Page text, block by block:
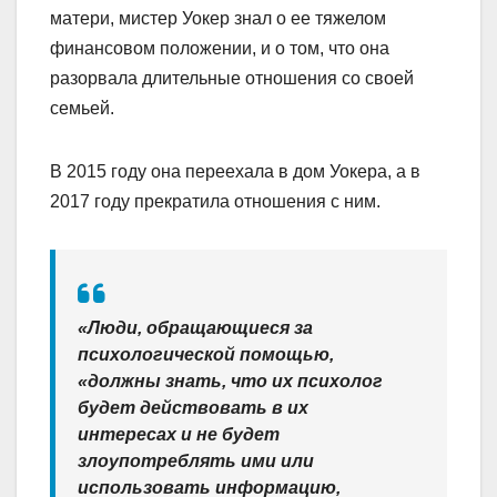
матери, мистер Уокер знал о ее тяжелом
финансовом положении, и о том, что она
разорвала длительные отношения со своей
семьей.
В 2015 году она переехала в дом Уокера, а в
2017 году прекратила отношения с ним.
«Люди, обращающиеся за
психологической помощью,
«должны знать, что их психолог
будет действовать в их
интересах и не будет
злоупотреблять ими или
использовать информацию,